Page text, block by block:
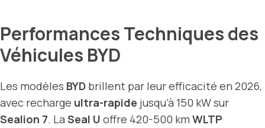
Performances Techniques des
Véhicules BYD
Les modèles BYD brillent par leur efficacité en 2026,
avec recharge ultra-rapide jusqu’à 150 kW sur
Sealion 7. La Seal U offre 420-500 km WLTP